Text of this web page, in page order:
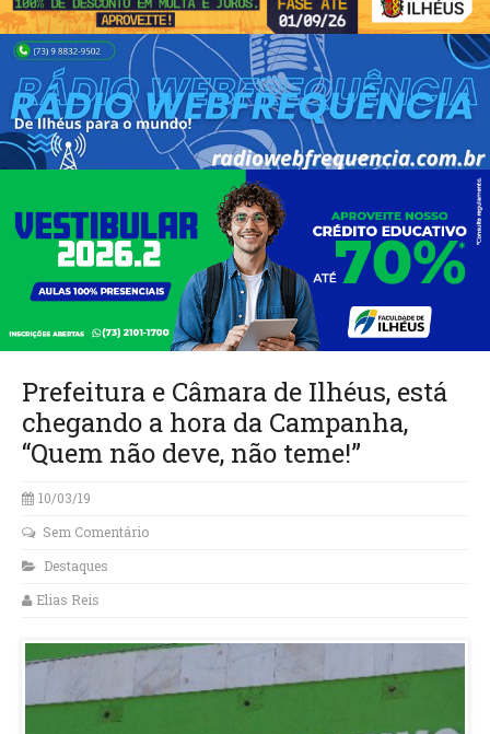
Prefeitura e Câmara de Ilhéus, está
chegando a hora da Campanha,
“Quem não deve, não teme!”
10/03/19
Sem Comentário
Destaques
Elias Reis